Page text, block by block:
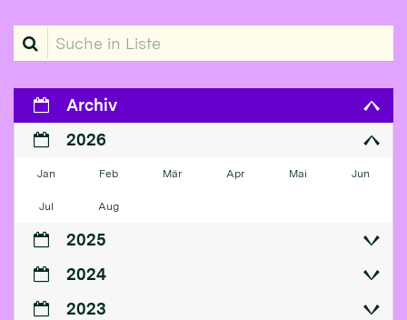
Suche in Liste
Archiv
2026
Jan Feb Mär Apr Mai Jun
Jul Aug
2025
2024
2023